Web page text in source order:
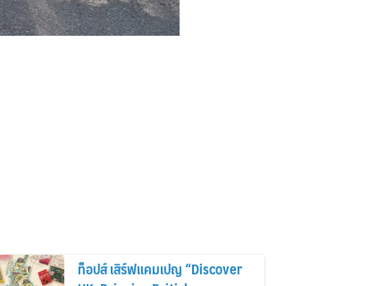
ท็อปส์ เสิร์ฟแคมเปญ “Discover